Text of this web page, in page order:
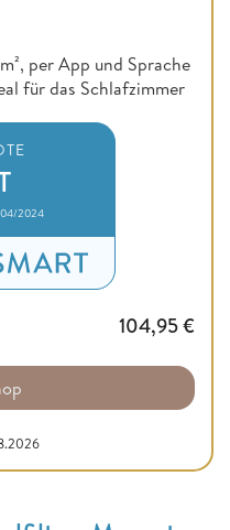
per App und Sprache
für das Schlafzimmer
04/2024
104,95€